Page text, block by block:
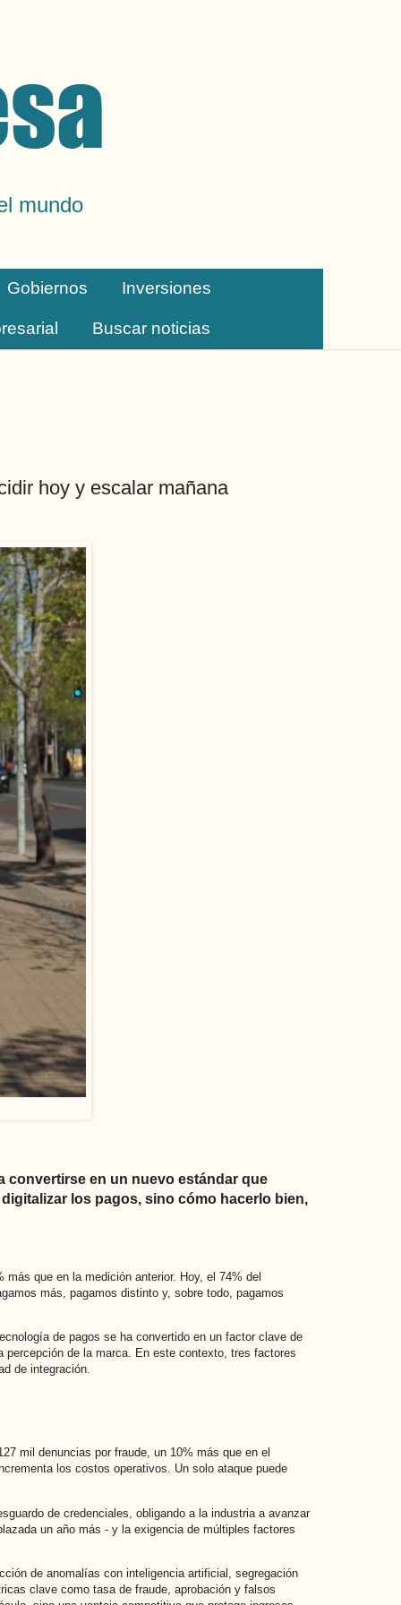
mundo
Gobiernos Inversiones
Buscar noticias
hoy y escalar mañana
convertirse en un nuevo estándar que
los pagos, sino cómo hacerlo bien,
que en la medición anterior. Hoy, el 74% del
más, pagamos distinto y, sobre todo, pagamos
de pagos se ha convertido en un factor clave de
de la marca. En este contexto, tres factores
de integración.
mil denuncias por fraude, un 10% más que en el
los costos operativos. Un solo ataque puede
de credenciales, obligando a la industria a avanzar
un año más - y la exigencia de múltiples factores
de anomalías con inteligencia artificial, segregación
clave como tasa de fraude, aprobación y falsos